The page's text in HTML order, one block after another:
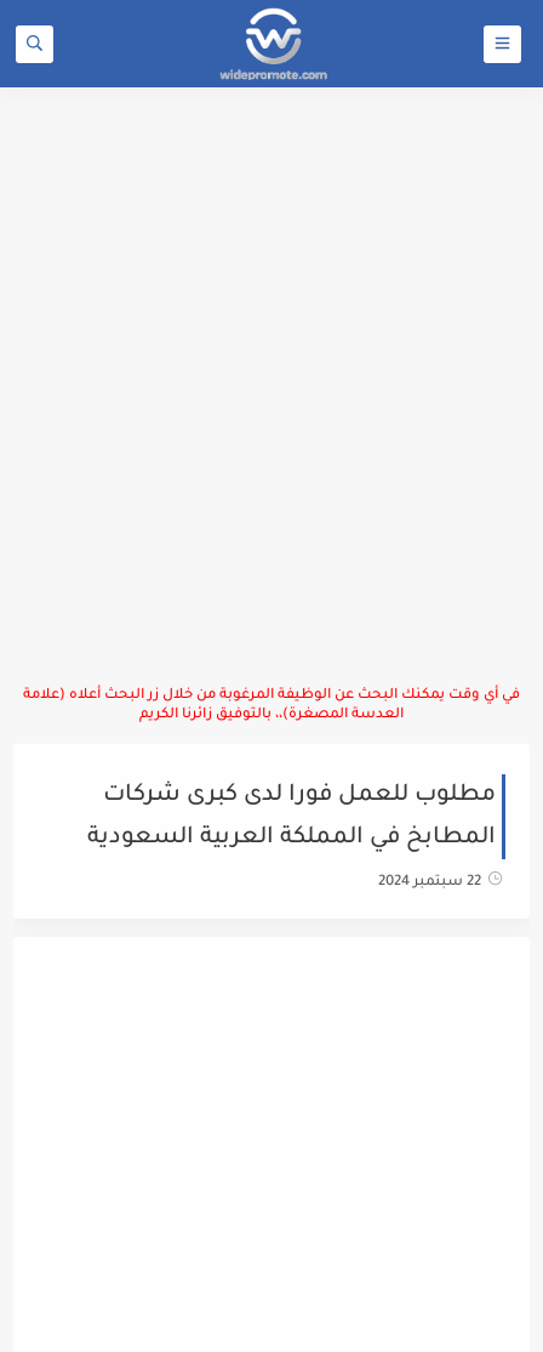
في أي وقت يمكنك البحث عن الوظيفة المرغوبة من خلال زر البحث أعلاه (علامة
العدسة المصغرة)،، بالتوفيق زائرنا الكريم
مطلوب للعمل فورا لدى كبرى شركات
المطابخ في المملكة العربية السعودية
22 سبتمبر 2024